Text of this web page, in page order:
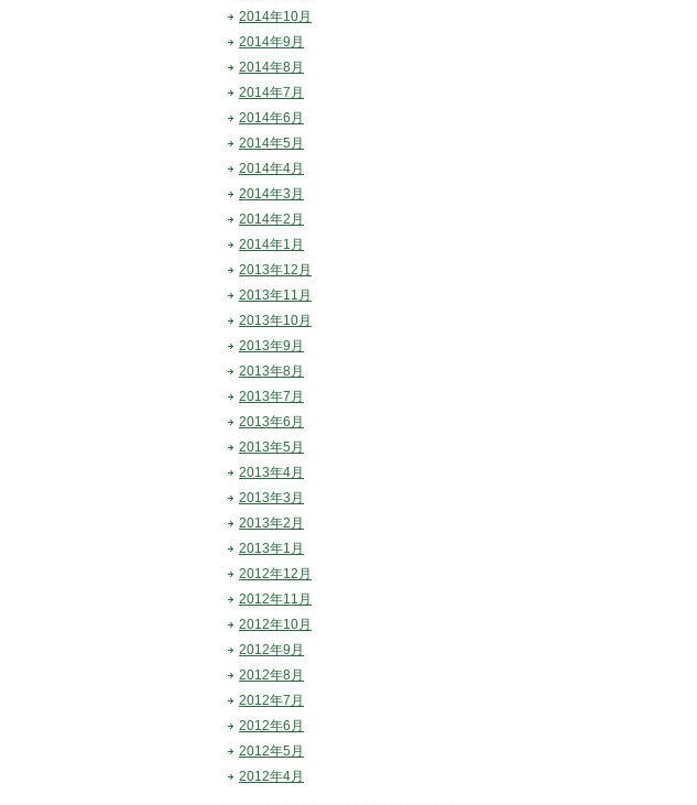
2014年10月
2014年9月
2014年8月
2014年7月
2014年6月
2014年5月
2014年4月
2014年3月
2014年2月
2014年1月
2013年12月
2013年11月
2013年10月
2013年9月
2013年8月
2013年7月
2013年6月
2013年5月
2013年4月
2013年3月
2013年2月
2013年1月
2012年12月
2012年11月
2012年10月
2012年9月
2012年8月
2012年7月
2012年6月
2012年5月
2012年4月